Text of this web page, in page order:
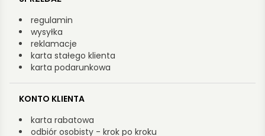
regulamin
wysyłka
reklamacje
karta stałego klienta
karta podarunkowa
KONTO KLIENTA
karta rabatowa
odbiór osobisty - krok po kroku